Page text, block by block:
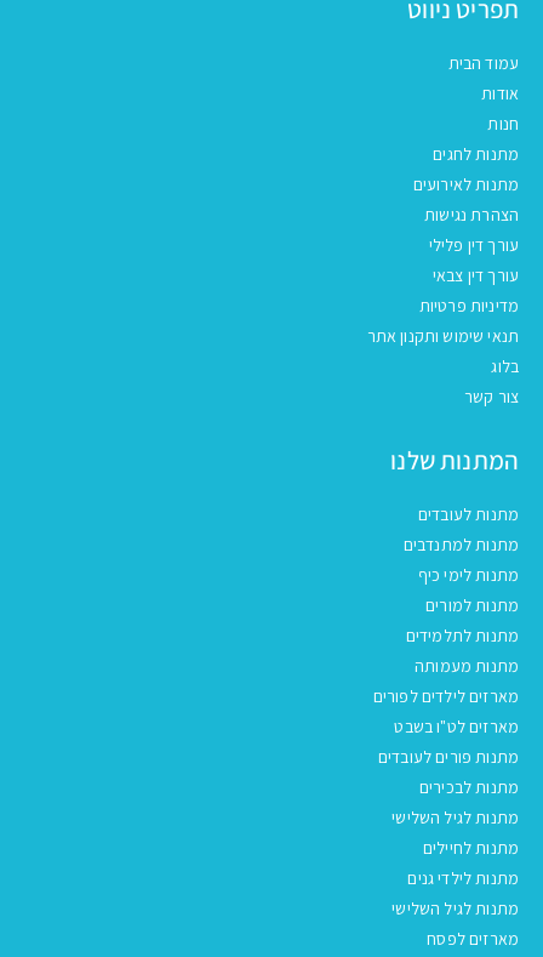
תפריט ניווט
עמוד הבית
אודות
חנות
מתנות לחגים
מתנות לאירועים
הצהרת נגישות
עורך דין פלילי
עורך דין צבאי
מדיניות פרטיות
תנאי שימוש ותקנון אתר
בלוג
צור קשר
המתנות שלנו
מתנות לעובדים
מתנות למתנדבים
מתנות לימי כיף
מתנות למורים
מתנות לתלמידים
מתנות מעמותה
מארזים לילדים לפורים
מארזים לט"ו בשבט
מתנות פורים לעובדים
מתנות לבכירים
מתנות לגיל השלישי
מתנות לחיילים
מתנות לילדי גנים
מתנות לגיל השלישי
מארזים לפסח